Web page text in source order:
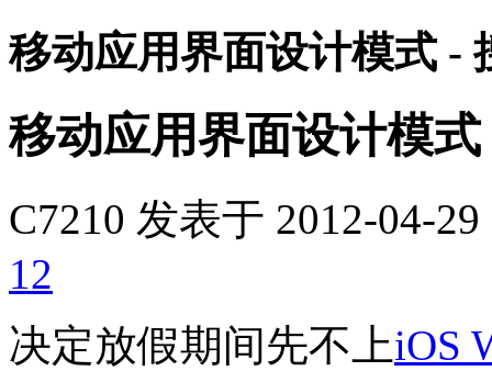
移动应用界面设计模式 -
移动应用界面设计模
C7210 发表于 2012-04-29
12
决定放假期间先不上iOS